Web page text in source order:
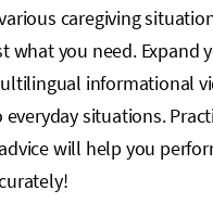
caregiving
what you need. Expand
informational
situations.
will help you